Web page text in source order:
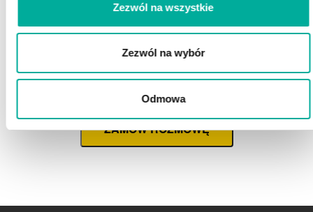
Zezwól na wszystkie
Zezwól na wybór
Odmowa
Wyrażam zgodę na wykorzystywanie przez eFaktor S.A. telekomunikacyjnych urządzeń
końcowych(rozwiń)
ZAMÓW ROZMOWĘ